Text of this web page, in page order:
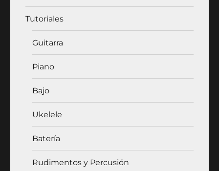
Tutoriales
Guitarra
Piano
Bajo
Ukelele
Batería
Rudimentos y Percusión